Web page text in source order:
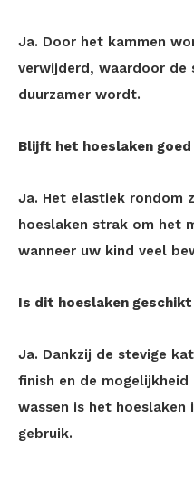
Ja. Door het kammen
verwijderd, waardoor de
duurzamer wordt.
Blijft het hoeslaken
Ja. Het elastiek rondom
hoeslaken strak om het
wanneer uw kind veel
Is dit hoeslaken
Ja. Dankzij de stevige
finish en de
wassen is het hoeslaken
gebruik.